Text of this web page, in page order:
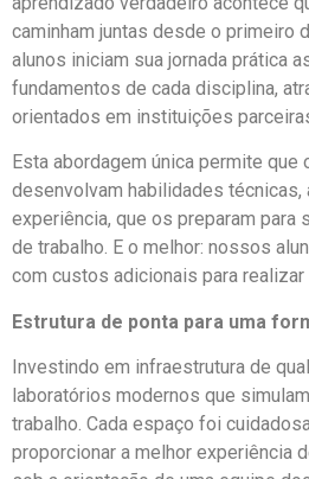
caminham juntas desde o primeiro
alunos iniciam sua jornada prática
fundamentos de cada disciplina,
orientados em instituições
Esta abordagem única permite que
desenvolvam habilidades técnicas,
experiência, que os preparam para
de trabalho. E o melhor: nossos
com custos adicionais para
Estrutura de ponta para uma
Investindo em infraestrutura de
laboratórios modernos que
trabalho. Cada espaço foi
proporcionar a melhor experiência